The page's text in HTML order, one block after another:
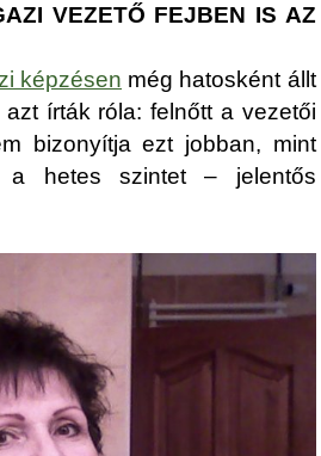
VEZETŐ FEJBEN IS AZ
képzésen még hatosként állt
írták róla: felnőtt a vezetői
bizonyítja ezt jobban, mint
a hetes szintet – jelentős